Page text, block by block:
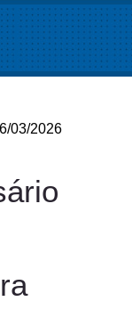
03/2026